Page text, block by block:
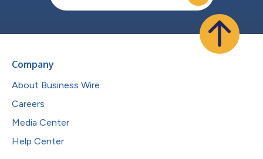
Company
About Business Wire
Careers
Media Center
Help Center